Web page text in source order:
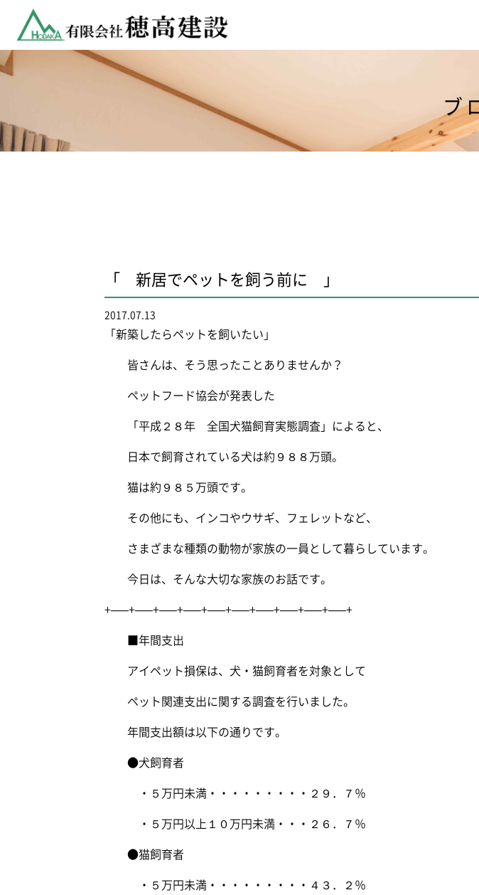
ブ
「 新居でペットを飼う前に 」
2017.07.13
「新築したらペットを飼いたい」
皆さんは、そう思ったことありませんか？
ペットフード協会が発表した
「平成２８年 全国犬猫飼育実態調査」によると、
日本で飼育されている犬は約９８８万頭。
猫は約９８５万頭です。
その他にも、インコやウサギ、フェレットなど、
さまざまな種類の動物が家族の一員として暮らしています。
今日は、そんな大切な家族のお話です。
+—–+—–+—–+—–+—–+—–+—–+—–+—–+—–+
■年間支出
アイペット損保は、犬・猫飼育者を対象として
ペット関連支出に関する調査を行いました。
年間支出額は以下の通りです。
●犬飼育者
・５万円未満・・・・・・・・・２９．７％
・５万円以上１０万円未満・・・２６．７％
●猫飼育者
・５万円未満・・・・・・・・・４３．２％